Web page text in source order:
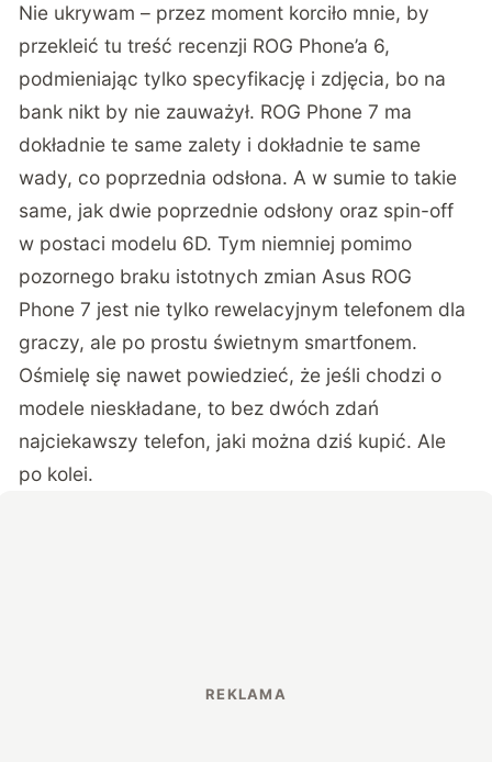
Nie ukrywam – przez moment korciło mnie, by
przekleić tu treść recenzji ROG Phone’a 6,
podmieniając tylko specyfikację i zdjęcia, bo na
bank nikt by nie zauważył. ROG Phone 7 ma
dokładnie te same zalety i dokładnie te same
wady, co poprzednia odsłona. A w sumie to takie
same, jak dwie poprzednie odsłony oraz spin-off
w postaci modelu 6D. Tym niemniej pomimo
pozornego braku istotnych zmian Asus ROG
Phone 7 jest nie tylko rewelacyjnym telefonem dla
graczy, ale po prostu świetnym smartfonem.
Ośmielę się nawet powiedzieć, że jeśli chodzi o
modele nieskładane, to bez dwóch zdań
najciekawszy telefon, jaki można dziś kupić. Ale
po kolei.